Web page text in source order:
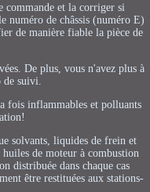
commande et la corriger si
numéro de châssis (numéro E)
de manière fiable la pièce de
De plus, vous n'avez plus à
suivi.
fois inflammables et polluants
solvants, liquides de frein et
de moteur à combustion
distribuée dans chaque cas
être restituées aux stations-